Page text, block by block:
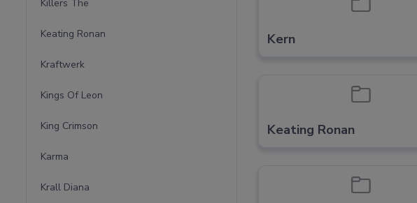
Kern
Keating Ronan
Killers The
Keating Ronan
Kraftwerk
Kings Of Leon
King Crimson
Karma
Krall Diana